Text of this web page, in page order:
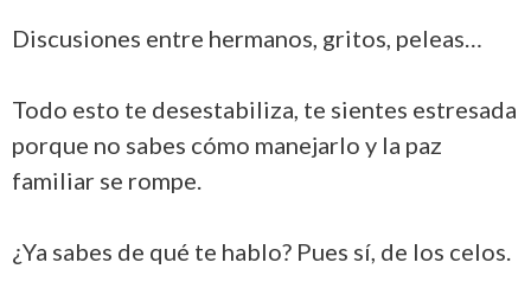
Discusiones entre hermanos, gritos, peleas…
Todo esto te desestabiliza, te sientes estresada
porque no sabes cómo manejarlo y la paz
familiar se rompe.
¿Ya sabes de qué te hablo? Pues sí, de los celos.